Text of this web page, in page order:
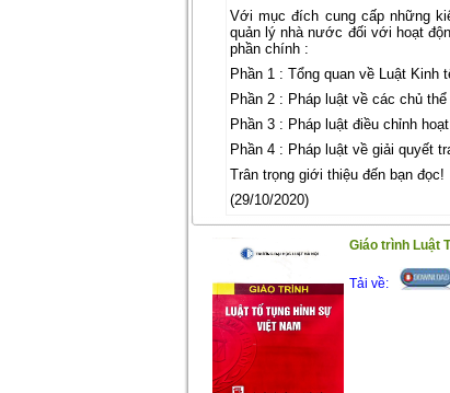
Với mục đích cung cấp những
quản lý nhà nước đối với hoạt
phần chính :
Phần 1 : Tổng quan về Luật
Phần 2 : Pháp luật về các chủ
Phần 3 : Pháp luật điều chỉnh
Phần 4 : Pháp luật về giải quyết
Trân trọng giới thiệu đến bạn đọc!
(29/10/2020)
Giáo trình Luật
Tải về: